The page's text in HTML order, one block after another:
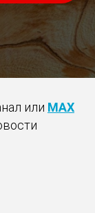
или MAX